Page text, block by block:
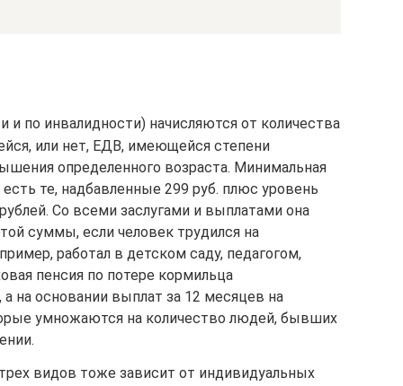
и по инвалидности) начисляются от количества
или нет, ЕДВ, имеющейся степени
определенного возраста. Минимальная
те, надбавленные 299 руб. плюс уровень
Со всеми заслугами и выплатами она
суммы, если человек трудился на
работал в детском саду, педагогом,
пенсия по потере кормильца
а на основании выплат за 12 месяцев на
умножаются на количество людей, бывших
видов тоже зависит от индивидуальных